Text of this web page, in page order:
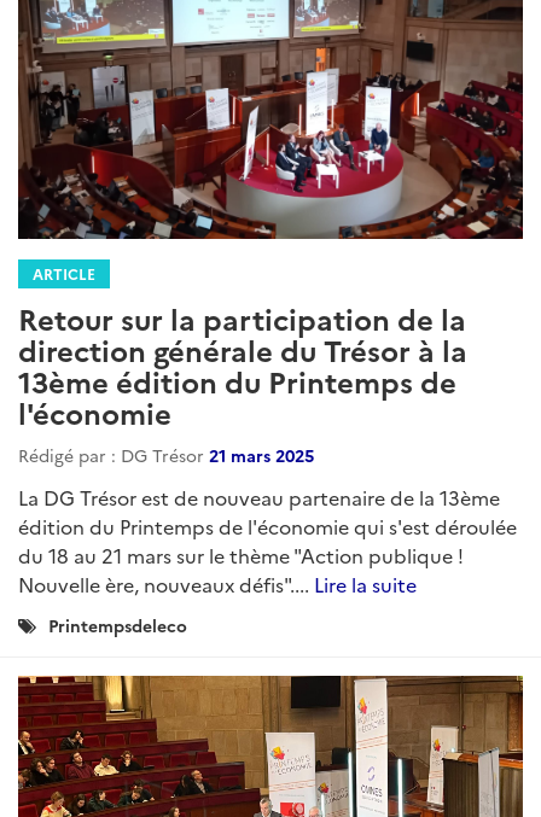
ARTICLE
Retour sur la participation de la
direction générale du Trésor à la
13ème édition du Printemps de
l'économie
Rédigé par : DG Trésor 21 mars 2025
La DG Trésor est de nouveau partenaire de la 13ème
édition du Printemps de l'économie qui s'est déroulée
du 18 au 21 mars sur le thème "Action publique !
Nouvelle ère, nouveaux défis".... Lire la suite
Catégories
Printempsdeleco